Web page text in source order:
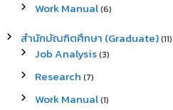
Work Manual(6)
สำนักบัณฑิตศึกษา (Graduate)(11)
Job Analysis(3)
Research (7)
Work Manual(1)